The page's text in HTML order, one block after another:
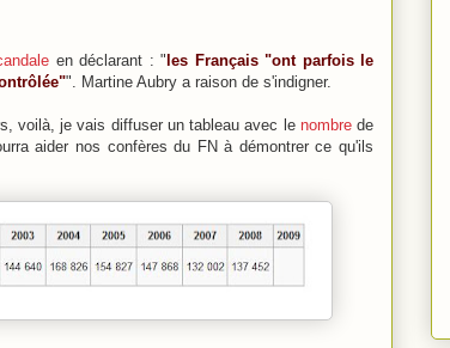
en déclarant : "les Français "ont parfois le
". Martine Aubry a raison de s'indigner.
voilà, je vais diffuser un tableau avec le nombrede
aider nos confères du FN à démontrer ce qu'ils